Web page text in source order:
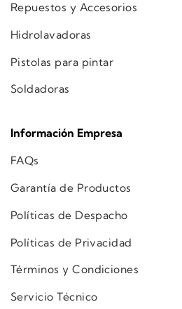
Repuestos y Accesorios
Hidrolavadoras
Pistolas para pintar
Soldadoras
Información Empresa
FAQs
Garantía de Productos
Políticas de Despacho
Políticas de Privacidad
Términos y Condiciones
Servicio Técnico